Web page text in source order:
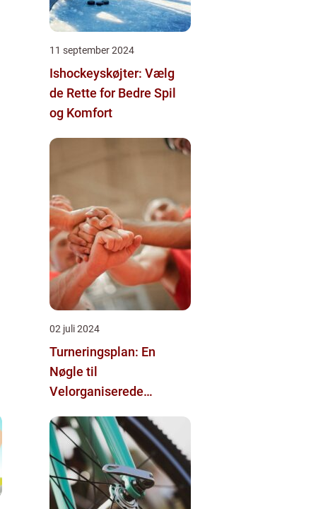
11 september 2024
Ishockeyskøjter: Vælg
de Rette for Bedre Spil
og Komfort
02 juli 2024
Turneringsplan: En
Nøgle til
Velorganiserede